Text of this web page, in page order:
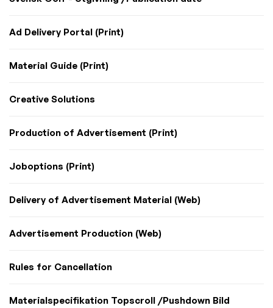
Ad Delivery Portal (Print)
Material Guide (Print)
Creative Solutions
Production of Advertisement (Print)
Joboptions (Print)
Delivery of Advertisement Material (Web)
Advertisement Production (Web)
Rules for Cancellation
Materialspecifikation Topscroll /Pushdown Bild